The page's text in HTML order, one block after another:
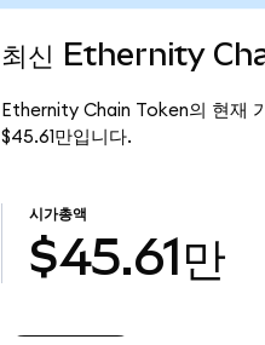
최신 Ethernity
Ethernity Chain Token의 현재
$45.61만입니다.
시가총액
$45.61만